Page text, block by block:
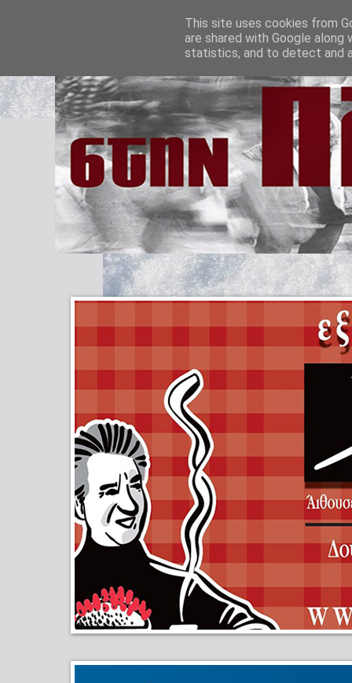
This site uses cookies from
are shared with Google
statistics, and to detect and